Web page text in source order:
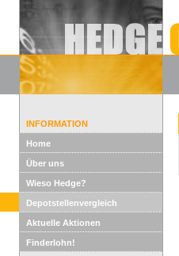
INFORMATION
Home
Über uns
Wieso Hedge?
Depotstellenvergleich
Aktuelle Aktionen
Finderlohn!